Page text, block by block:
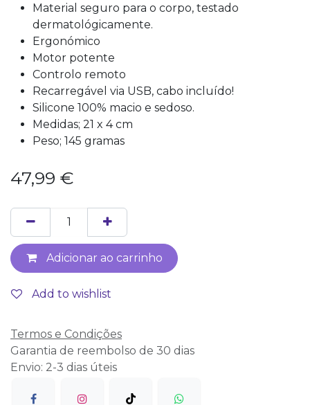
Material seguro para o corpo, testado
dermatológicamente.
Ergonómico
Motor potente
Controlo remoto
Recarregável via USB, cabo incluído!
Silicone 100% macio e sedoso.
Medidas; 21 x 4 cm
Peso; 145 gramas
47,99 €
Adicionar ao carrinho
Add to wishlist
Termos e Condições
Garantia de reembolso de 30 dias
Envio: 2-3 dias úteis